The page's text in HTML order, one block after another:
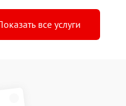
все услуги